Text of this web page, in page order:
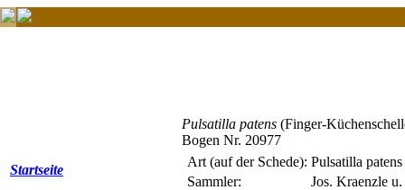
Startseite
Pulsatilla patens (Finger-
Bogen Nr. 20977
Art (auf der Schede): Pulsatilla
Sammler:
Jos. Kraenzle